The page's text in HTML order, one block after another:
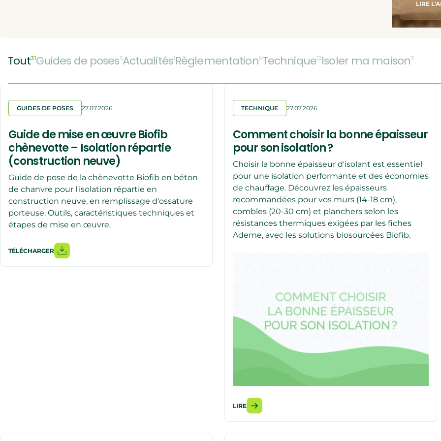
ESTIMEZ LA QUANTITÉ DE MATÉRIAUX
LIRE
Tout31Guides de poses5Actualités1Règlementation6Technique12Isoler ma maison7
GUIDES DE POSES 27.07.2026
Guide de mise en œuvre Biofib
chènevotte – Isolation répartie
(construction neuve)
Guide de pose de la chènevotte Biofib en béton
de chanvre pour l'isolation répartie en
construction neuve, en remplissage d'ossature
porteuse. Outils, caractéristiques techniques et
étapes de mise en œuvre.
TÉLÉCHARGER
TECHNIQUE 27.07.2026
Comment choisir la bonne épaisseur
pour son isolation ?
Choisir la bonne épaisseur d'isolant est essentiel
pour une isolation performante et des économies
de chauffage. Découvrez les épaisseurs
recommandées pour vos murs (14-18 cm),
combles (20-30 cm) et planchers selon les
résistances thermiques exigées par les fiches
Ademe, avec les solutions biosourcées Biofib.
LIRE